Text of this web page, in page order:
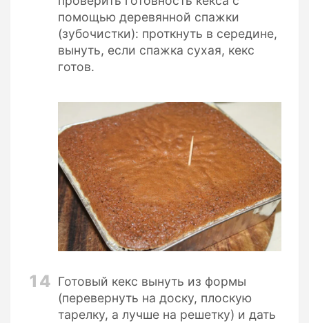
помощью деревянной спажки
(зубочистки): проткнуть в середине,
вынуть, если спажка сухая, кекс
готов.
14 Готовый кекс вынуть из формы
(перевернуть на доску, плоскую
тарелку, а лучше на решетку) и дать